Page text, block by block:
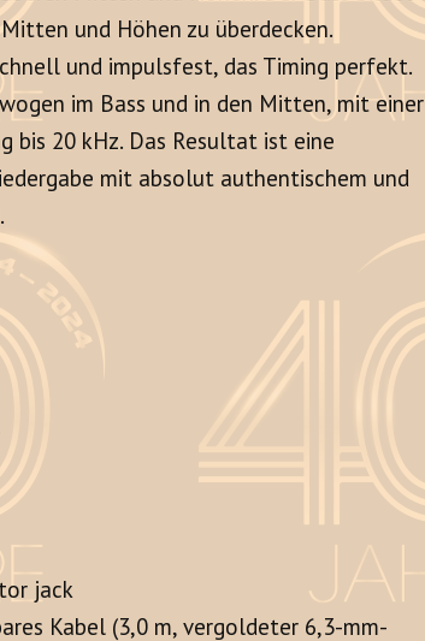
und Höhen zu überdecken.
und impulsfest, das Timing perfekt.
im Bass und in den Mitten, mit einer
bis 20 kHz. Das Resultat ist eine
mit absolut authentischem und
jack
Kabel (3,0 m, vergoldeter 6,3-mm-